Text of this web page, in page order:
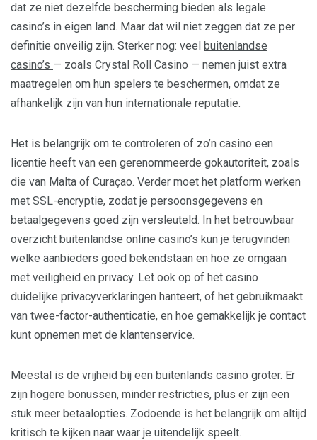
dat ze niet dezelfde bescherming bieden als legale
casino’s in eigen land. Maar dat wil niet zeggen dat ze per
definitie onveilig zijn. Sterker nog: veel buitenlandse
casino’s — zoals Crystal Roll Casino — nemen juist extra
maatregelen om hun spelers te beschermen, omdat ze
afhankelijk zijn van hun internationale reputatie.
Het is belangrijk om te controleren of zo’n casino een
licentie heeft van een gerenommeerde gokautoriteit, zoals
die van Malta of Curaçao. Verder moet het platform werken
met SSL-encryptie, zodat je persoonsgegevens en
betaalgegevens goed zijn versleuteld. In het betrouwbaar
overzicht buitenlandse online casino’s kun je terugvinden
welke aanbieders goed bekendstaan en hoe ze omgaan
met veiligheid en privacy. Let ook op of het casino
duidelijke privacyverklaringen hanteert, of het gebruikmaakt
van twee-factor-authenticatie, en hoe gemakkelijk je contact
kunt opnemen met de klantenservice.
Meestal is de vrijheid bij een buitenlands casino groter. Er
zijn hogere bonussen, minder restricties, plus er zijn een
stuk meer betaalopties. Zodoende is het belangrijk om altijd
kritisch te kijken naar waar je uitendelijk speelt.